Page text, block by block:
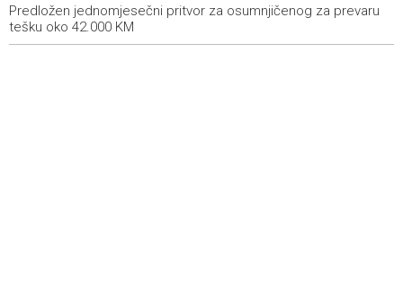
10:42
Predložen jednomjesečni pritvor za osumnjičenog za
prevaru tešku oko 42.000 KM
Predložen jednomjesečni pritvor za osumnjičenog za prevaru
tešku oko 42.000 KM